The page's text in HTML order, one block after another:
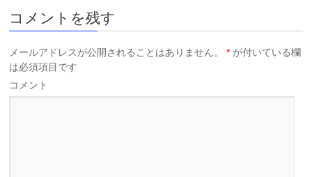
コメントを残す
メールアドレスが公開されることはありません。 * が付いている欄
は必須項目です
コメント